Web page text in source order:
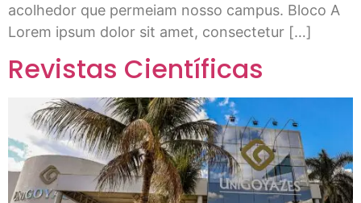
acolhedor que permeiam nosso campus. Bloco A
Lorem ipsum dolor sit amet, consectetur […]
Revistas Científicas